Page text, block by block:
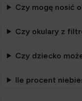
Czy mogę nosić
Czy okulary z
Czy dziecko
Ile procent